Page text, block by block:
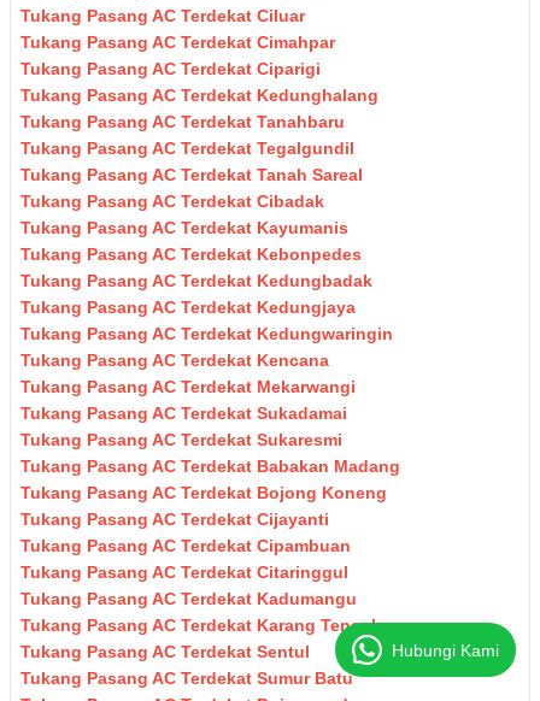
Tukang Pasang AC Terdekat Ciluar
Tukang Pasang AC Terdekat Cimahpar
Tukang Pasang AC Terdekat Ciparigi
Tukang Pasang AC Terdekat Kedunghalang
Tukang Pasang AC Terdekat Tanahbaru
Tukang Pasang AC Terdekat Tegalgundil
Tukang Pasang AC Terdekat Tanah Sareal
Tukang Pasang AC Terdekat Cibadak
Tukang Pasang AC Terdekat Kayumanis
Tukang Pasang AC Terdekat Kebonpedes
Tukang Pasang AC Terdekat Kedungbadak
Tukang Pasang AC Terdekat Kedungjaya
Tukang Pasang AC Terdekat Kedungwaringin
Tukang Pasang AC Terdekat Kencana
Tukang Pasang AC Terdekat Mekarwangi
Tukang Pasang AC Terdekat Sukadamai
Tukang Pasang AC Terdekat Sukaresmi
Tukang Pasang AC Terdekat Babakan Madang
Tukang Pasang AC Terdekat Bojong Koneng
Tukang Pasang AC Terdekat Cijayanti
Tukang Pasang AC Terdekat Cipambuan
Tukang Pasang AC Terdekat Citaringgul
Tukang Pasang AC Terdekat Kadumangu
Tukang Pasang AC Terdekat Karang Tengah
Tukang Pasang AC Terdekat Sentul
Tukang Pasang AC Terdekat Sumur Batu
Hubungi Kami